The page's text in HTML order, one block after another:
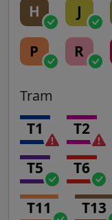
H J
P R
Tram
T1 T2
T5 T6
T11 T13